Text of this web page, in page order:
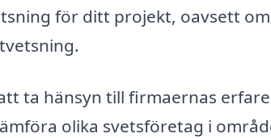
för ditt projekt, oavsett
ta hänsyn till firmaernas
olika svetsföretag i